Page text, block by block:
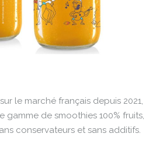
le marché français depuis 2021,
gamme de smoothies 100% fruits,
conservateurs et sans additifs.